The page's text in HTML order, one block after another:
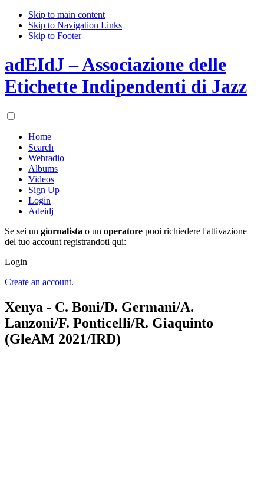
Skip to main content
Skip to Navigation Links
Skip to Footer
adEIdJ – Associazione delle
Etichette Indipendenti di Jazz
Home
Search
Webradio
Albums
Videos
Sign Up
Login
Adeidj
Se sei un giornalista o un operatore puoi richiedere l'attivazione
del tuo account registrandoti qui:
Login
Create an account.
Xenya - C. Boni/D. Germani/A.
Lanzoni/F. Ponticelli/R. Giaquinto
(GleAM 2021/IRD)